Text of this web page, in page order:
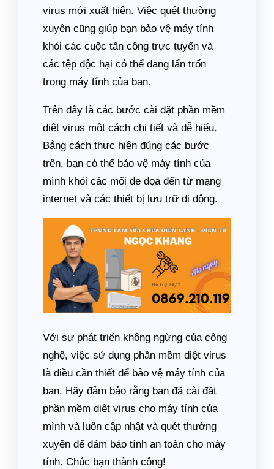
virus mới xuất hiện. Việc quét thường
xuyên cũng giúp bạn bảo vệ máy tính
khỏi các cuộc tấn công trực tuyến và
các tệp độc hại có thể đang lẩn trốn
trong máy tính của bạn.
Trên đây là các bước cài đặt phần mềm
diệt virus một cách chi tiết và dễ hiểu.
Bằng cách thực hiện đúng các bước
trên, bạn có thể bảo vệ máy tính của
mình khỏi các mối đe dọa đến từ mạng
internet và các thiết bị lưu trữ di động.
Với sự phát triển không ngừng của công
nghệ, việc sử dụng phần mềm diệt virus
là điều cần thiết để bảo vệ máy tính của
bạn. Hãy đảm bảo rằng bạn đã cài đặt
phần mềm diệt virus cho máy tính của
mình và luôn cập nhật và quét thường
xuyên để đảm bảo tính an toàn cho máy
tính. Chúc bạn thành công!